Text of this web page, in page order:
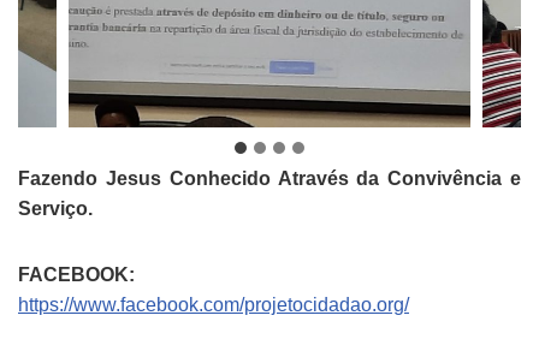
Fazendo Jesus Conhecido Através da Convivência e
Serviço.
FACEBOOK:
https://www.facebook.com/projetocidadao.org/